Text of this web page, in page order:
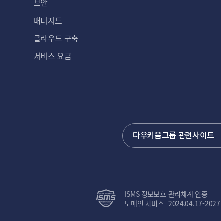
보안
매니지드
클라우드 구축
서비스 요금
다우키움그룹 관련사이트
ISMS 정보보호 관리체계 인증
도메인 서비스 2024.04.17-